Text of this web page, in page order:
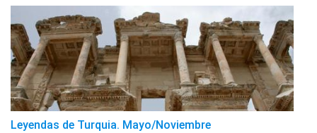
Leyendas de Turquia. Mayo/Noviembre